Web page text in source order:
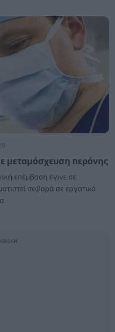
μεταμόσχευση περόνης
επέμβαση έγινε σε
σοβαρά σε εργατικό